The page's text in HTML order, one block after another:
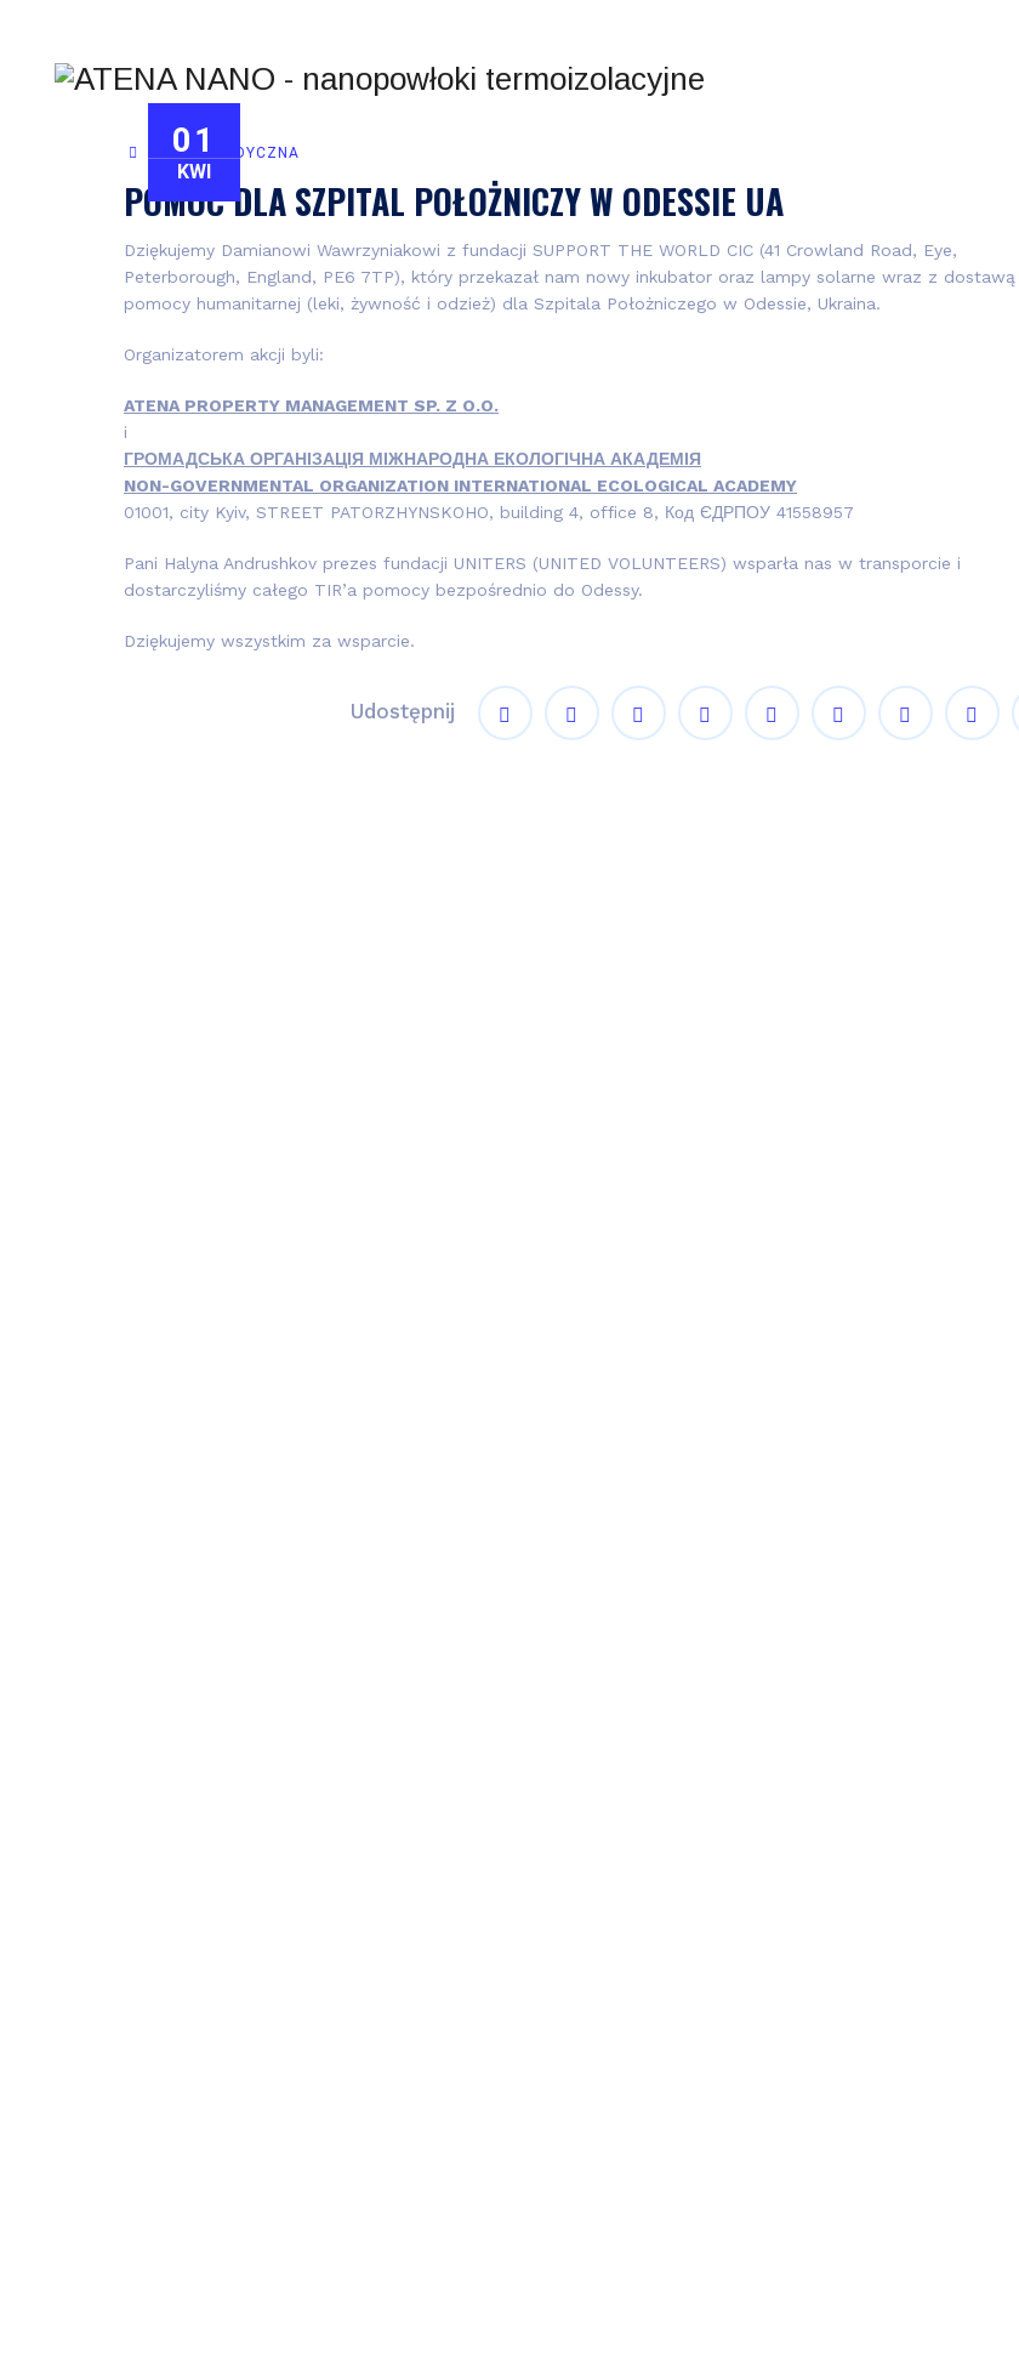
01
KWI
POMOC MEDYCZNA
POMOC DLA SZPITAL POŁOŻNICZY W ODESSIE UA
Dziękujemy Damianowi Wawrzyniakowi z fundacji SUPPORT THE WORLD CIC (41 Crowland Road, Eye,
Peterborough, England, PE6 7TP), który przekazał nam nowy inkubator oraz lampy solarne wraz z dostawą
pomocy humanitarnej (leki, żywność i odzież) dla Szpitala Położniczego w Odessie, Ukraina.
Organizatorem akcji byli:
ATENA PROPERTY MANAGEMENT SP. Z O.O.
i
ГРОМАДСЬКА ОРГАНІЗАЦІЯ МІЖНАРОДНА ЕКОЛОГІЧНА АКАДЕМІЯ
NON-GOVERNMENTAL ORGANIZATION INTERNATIONAL ECOLOGICAL ACADEMY
01001, city Kyiv, STREET PATORZHYNSKOHO, building 4, office 8, Код ЄДРПОУ 41558957
Pani Halyna Andrushkov prezes fundacji UNITERS (UNITED VOLUNTEERS) wsparła nas w transporcie i
dostarczyliśmy całego TIR’a pomocy bezpośrednio do Odessy.
Dziękujemy wszystkim za wsparcie.
Udostępnij